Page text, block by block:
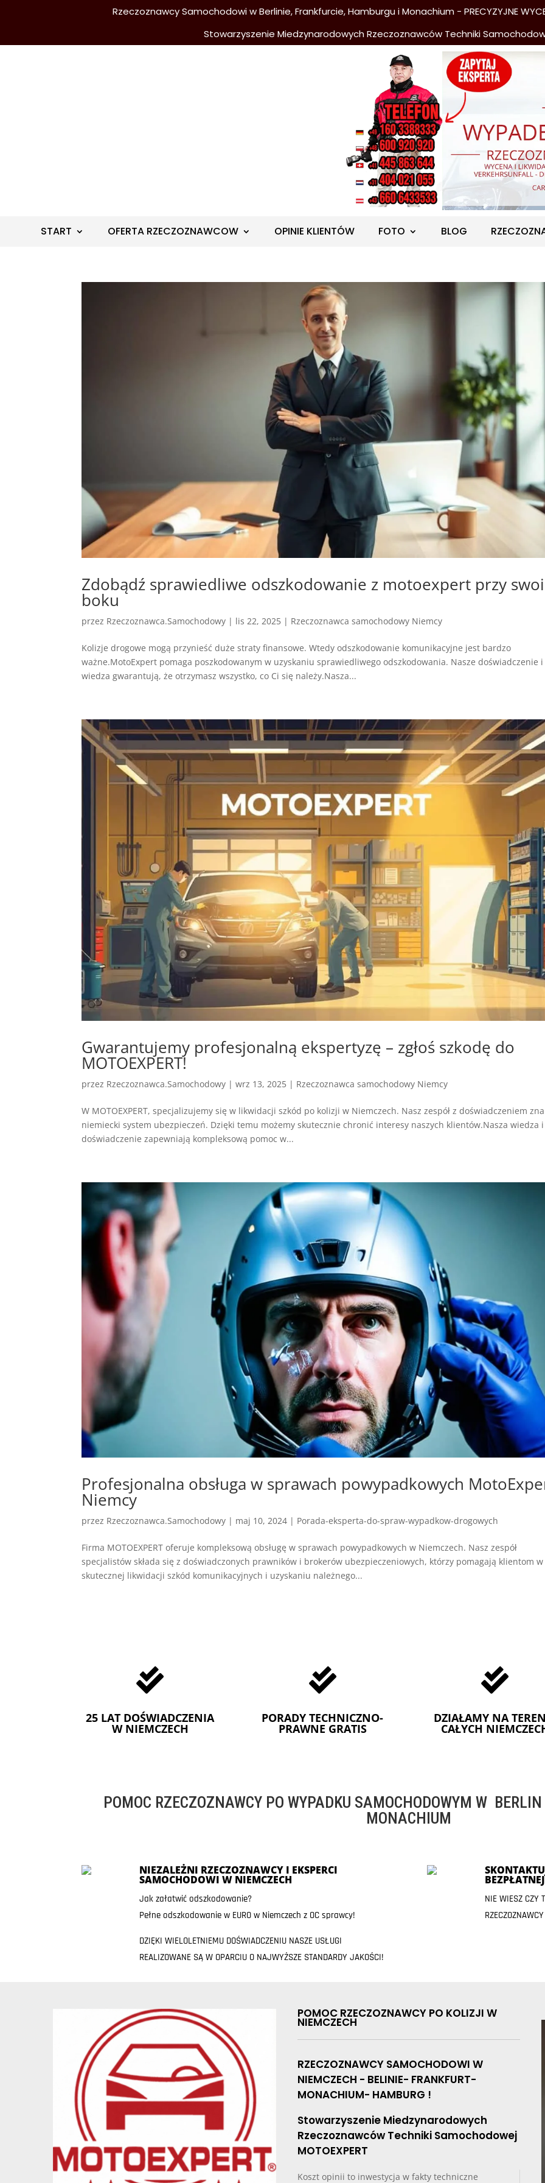
Rzeczoznawcy Samochodowi w Berlinie, Frankfurcie, Hamburgu i Monachium - PRECYZYJNE
Stowarzyszenie Miedzynarodowych Rzeczoznawców Techniki
START OFERTA RZECZOZNAWCOW OPINIE KLIENTÓW FOTO BLOG
Zdobądź sprawiedliwe odszkodowanie z motoexpert przy
boku
przez Rzeczoznawca.Samochodowy | lis 22, 2025 | Rzeczoznawca samochodowy Niemcy
Kolizje drogowe mogą przynieść duże straty finansowe. Wtedy odszkodowanie komunikacyjne jest bardzo
ważne.MotoExpert pomaga poszkodowanym w uzyskaniu sprawiedliwego odszkodowania. Nasze doświadczenie i
wiedza gwarantują, że otrzymasz wszystko, co Ci się należy.Nasza...
Gwarantujemy profesjonalną ekspertyzę – zgłoś szkodę do
MOTOEXPERT!
przez Rzeczoznawca.Samochodowy |wrz 13, 2025 | Rzeczoznawca samochodowy Niemcy
W MOTOEXPERT, specjalizujemy się w likwidacji szkód po kolizji w Niemczech. Nasz zespół z doświadczeniem zna
niemiecki system ubezpieczeń. Dzięki temu możemy skutecznie chronić interesy naszych klientów.Nasza wiedza i
doświadczenie zapewniają kompleksową pomoc w...
Profesjonalna obsługa w sprawach powypadkowych
Niemcy
przez Rzeczoznawca.Samochodowy | maj 10, 2024 | Porada-eksperta-do-spraw-wypadkow-drogowych
Firma MOTOEXPERT oferuje kompleksową obsługę w sprawach powypadkowych w Niemczech. Nasz zespół
specjalistów składa się z doświadczonych prawników i brokerów ubezpieczeniowych, którzy pomagają klientom w
skutecznej likwidacji szkód komunikacyjnych i uzyskaniu należnego...

25 LAT DOŚWIADCZENIA
W NIEMCZECH

PORADY TECHNICZNO-
PRAWNE GRATIS

DZIAŁAMY NA
CAŁYCH
POMOC RZECZOZNAWCY PO WYPADKU SAMOCHODOWYM W
MONACHIUM
NIEZALEŻNI RZECZOZNAWCY I EKSPERCI
SAMOCHODOWI W NIEMCZECH
Jak załatwić odszkodowanie?
Pełne odszkodowanie w EURO w Niemczech z OC sprawcy!
DZIĘKI WIELOLETNIEMU DOŚWIADCZENIU NASZE USŁUGI
REALIZOWANE SĄ W OPARCIU O NAJWYŻSZE STANDARDY JAKOŚCI!
NIE WIESZ CZY
POMOC RZECZOZNAWCY PO KOLIZJI W
NIEMCZECH
RZECZOZNAWCY SAMOCHODOWI W
NIEMCZECH - BELINIE- FRANKFURT-
MONACHIUM- HAMBURG !
Stowarzyszenie Miedzynarodowych
Rzeczoznawców Techniki Samochodowej
MOTOEXPERT
Koszt opinii to inwestycja w fakty techniczne